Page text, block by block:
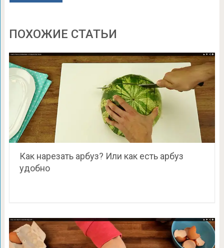
ПОХОЖИЕ СТАТЬИ
Как нарезать арбуз? Или как есть арбуз
удобно